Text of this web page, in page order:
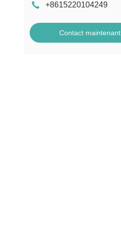
+8615220104249
Contact maintenant